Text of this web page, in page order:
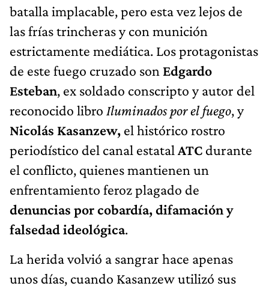
batalla implacable, pero esta vez lejos de
las frías trincheras y con munición
estrictamente mediática. Los protagonistas
de este fuego cruzado son Edgardo
Esteban, ex soldado conscripto y autor del
reconocido libro Iluminados por el fuego, y
Nicolás Kasanzew, el histórico rostro
periodístico del canal estatal ATC durante
el conflicto, quienes mantienen un
enfrentamiento feroz plagado de
denuncias por cobardía, difamación y
falsedad ideológica.
La herida volvió a sangrar hace apenas
unos días, cuando Kasanzew utilizó sus